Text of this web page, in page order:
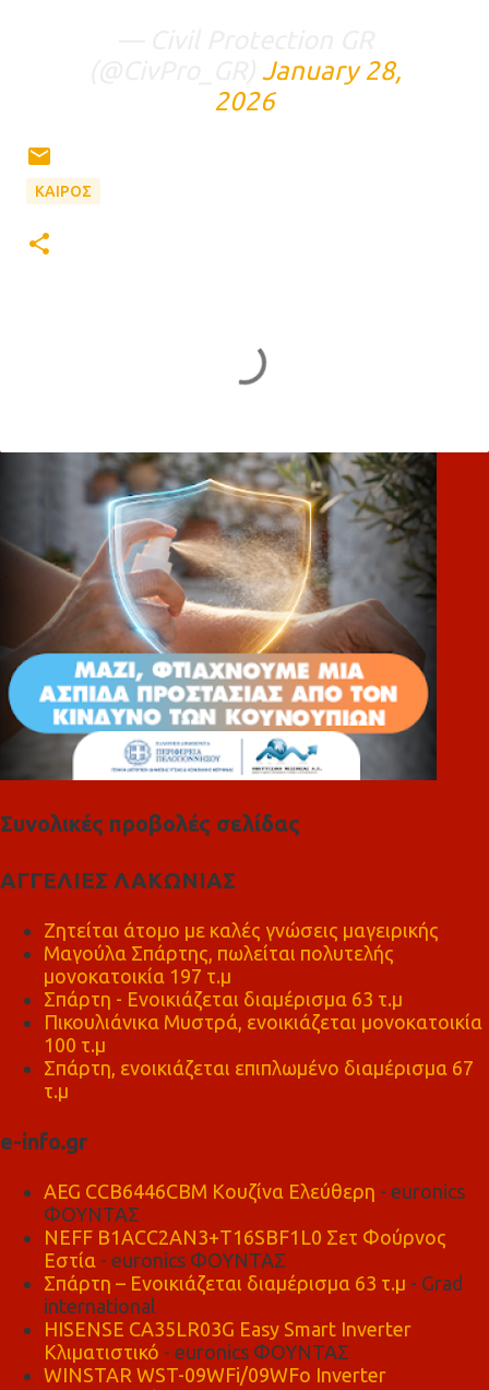
January 28,
2026
ΚΑΙΡΟΣ
λ
Συνολικές προβολές σελίδας
ΑΓΓΕΛΙΕΣ ΛΑΚΩΝΙΑΣ
Ζητείται άτομο με καλές γνώσεις μαγειρικής
Μαγούλα Σπάρτης, πωλείται πολυτελής
μονοκατοικία 197 τ.μ
Σπάρτη - Ενοικιάζεται διαμέρισμα 63 τ.μ
Πικουλιάνικα Μυστρά, ενοικιάζεται μονοκατοικία
100 τ.μ
Σπάρτη, ενοικιάζεται επιπλωμένο διαμέρισμα 67
τ.μ
e-info.gr
AEG CCB6446CBM Κουζίνα Ελεύθερη - euronics
ΦΟΥΝΤΑΣ
NEFF B1ACC2AN3+T16SBF1L0 Σετ Φούρνος
Εστία - euronics ΦΟΥΝΤΑΣ
Σπάρτη – Ενοικιάζεται διαμέρισμα 63 τ.μ - Grad
international
HISENSE CA35LR03G Easy Smart Inverter
Κλιματιστικό - euronics ΦΟΥΝΤΑΣ
WINSTAR WST-09WFi/09WFo Inverter